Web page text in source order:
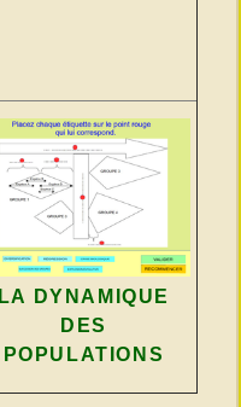
LA DYNAMIQUE
DES
POPULATIONS